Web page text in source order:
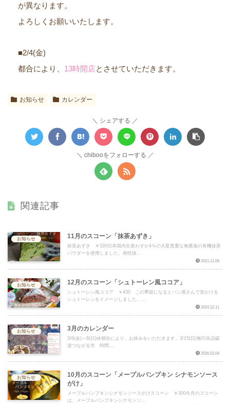
が異なります。
よろしくお願いいたします。
■2/4(金)
都合により、 13時開店とさせていただきます。
お知らせ カレンダー
シェアする
chibooをフォローする
関連記事
お知らせ 11月のスコーン「抹茶あずき」
抹茶あずき ￥330日本国内生産わずか4％の大変貴重な無農薬の有機抹茶
パウダーを使用しました。相性抜...
2021.11.06
お知らせ 12月のスコーン「シュトーレン風ココア」
シュトーレン風ココア ￥430 この季節になるとパン屋さんで見かける
シュトーレンをイメージしました。...
2024.12.11
お知らせ 3月のカレンダー
3/6(金)～8(日)休都合により、お休みをいただきます。3/15(日)無印良品砺
波つながる市 時間...
2026.03.04
お知らせ
10月のスコーン「メープルパンプキン シナモンソース
がけ」
メープルパンプキンシナモンソースがけスコーン ￥300今月のスコーン
は、メープルパンプキンシナモンソ...